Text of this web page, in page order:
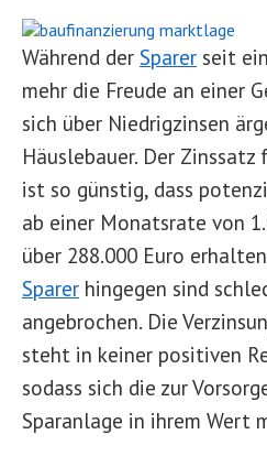
Während der Sparer seit
mehr die Freude an einer
sich über Niedrigzinsen
Häuslebauer. Der
ist so günstig, dass
ab einer Monatsrate von
über 288.000 Euro
Sparer hingegen sind
angebrochen. Die
steht in keiner positiven
sodass sich die zur
Sparanlage in ihrem Wert